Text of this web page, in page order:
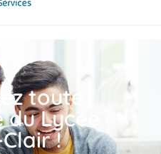
toute
Lycée
!